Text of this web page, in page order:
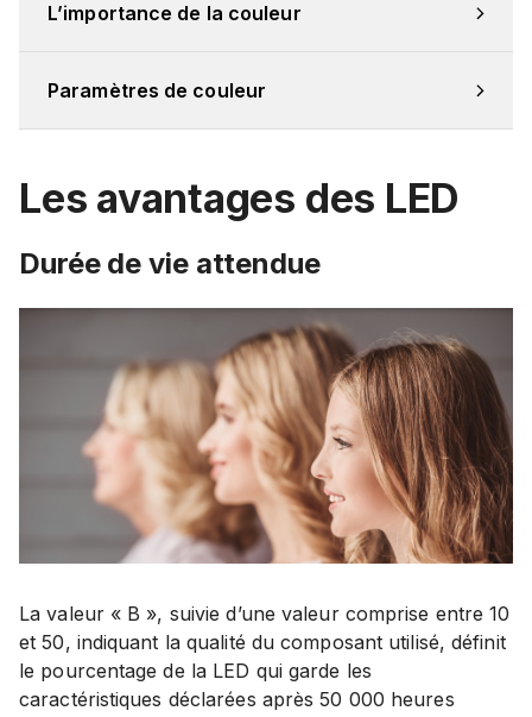
L’importance de la couleur
Paramètres de couleur
Les avantages des LED
Durée de vie attendue
La valeur « B », suivie d’une valeur comprise entre 10
et 50, indiquant la qualité du composant utilisé, définit
le pourcentage de la LED qui garde les
caractéristiques déclarées après 50 000 heures